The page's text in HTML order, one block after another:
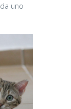
uno